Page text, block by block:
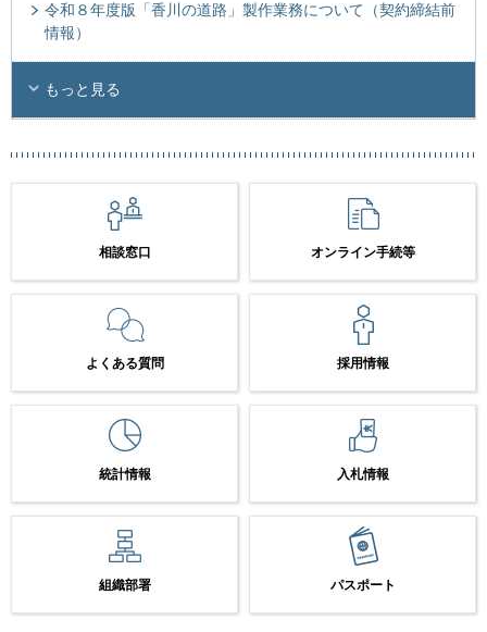
令和８年度版「香川の道路」製作業務について（契約締結前
情報）
もっと見る
相談窓口 オンライン手続等
よくある質問 採用情報
統計情報 入札情報
組織部署 パスポート